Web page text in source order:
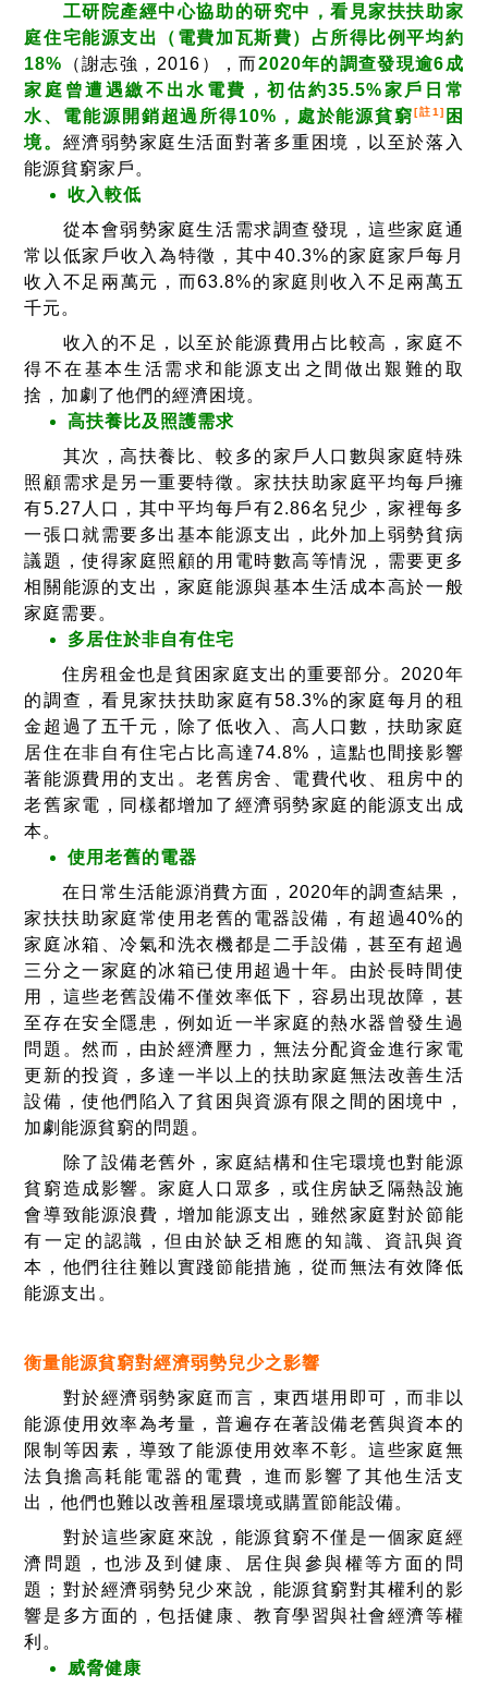
工研院產經中心協助的研究中，看見家扶扶助家
庭住宅能源支出（電費加瓦斯費）占所得比例平均約
18% （謝志強，2016），而2020年的調查發現逾6成
家庭曾遭遇繳不出水電費，初估約35.5%家戶日常
水、電能源開銷超過所得10%，處於能源貧窮[註1] 困
境。 經濟弱勢家庭生活面對著多重困境，以至於落入
能源貧窮家戶。
收入較低
從本會弱勢家庭生活需求調查發現，這些家庭通
常以低家戶收入為特徵，其中40.3%的家庭家戶每月
收入不足兩萬元，而63.8%的家庭則收入不足兩萬五
千元。
收入的不足，以至於能源費用占比較高，家庭不
得不在基本生活需求和能源支出之間做出艱難的取
捨，加劇了他們的經濟困境。
高扶養比及照護需求
其次，高扶養比、較多的家戶人口數與家庭特殊
照顧需求是另一重要特徵。家扶扶助家庭平均每戶擁
有5.27人口，其中平均每戶有2.86名兒少，家裡每多
一張口就需要多出基本能源支出，此外加上弱勢貧病
議題，使得家庭照顧的用電時數高等情況，需要更多
相關能源的支出，家庭能源與基本生活成本高於一般
家庭需要。
多居住於非自有住宅
住房租金也是貧困家庭支出的重要部分。2020年
的調查，看見家扶扶助家庭有58.3%的家庭每月的租
金超過了五千元，除了低收入、高人口數，扶助家庭
居住在非自有住宅占比高達74.8%，這點也間接影響
著能源費用的支出。老舊房舍、電費代收、租房中的
老舊家電，同樣都增加了經濟弱勢家庭的能源支出成
本。
使用老舊的電器
在日常生活能源消費方面，2020年的調查結果，
家扶扶助家庭常使用老舊的電器設備，有超過40%的
家庭冰箱、冷氣和洗衣機都是二手設備，甚至有超過
三分之一家庭的冰箱已使用超過十年。由於長時間使
用，這些老舊設備不僅效率低下，容易出現故障，甚
至存在安全隱患，例如近一半家庭的熱水器曾發生過
問題。然而，由於經濟壓力，無法分配資金進行家電
更新的投資，多達一半以上的扶助家庭無法改善生活
設備，使他們陷入了貧困與資源有限之間的困境中，
加劇能源貧窮的問題。
除了設備老舊外，家庭結構和住宅環境也對能源
貧窮造成影響。家庭人口眾多，或住房缺乏隔熱設施
會導致能源浪費，增加能源支出，雖然家庭對於節能
有一定的認識，但由於缺乏相應的知識、資訊與資
本，他們往往難以實踐節能措施，從而無法有效降低
能源支出。
衡量能源貧窮對經濟弱勢兒少之影響
對於經濟弱勢家庭而言，東西堪用即可，而非以
能源使用效率為考量，普遍存在著設備老舊與資本的
限制等因素，導致了能源使用效率不彰。這些家庭無
法負擔高耗能電器的電費，進而影響了其他生活支
出，他們也難以改善租屋環境或購置節能設備。
對於這些家庭來說，能源貧窮不僅是一個家庭經
濟問題，也涉及到健康、居住與參與權等方面的問
題；對於經濟弱勢兒少來說，能源貧窮對其權利的影
響是多方面的，包括健康、教育學習與社會經濟等權
利。
威脅健康